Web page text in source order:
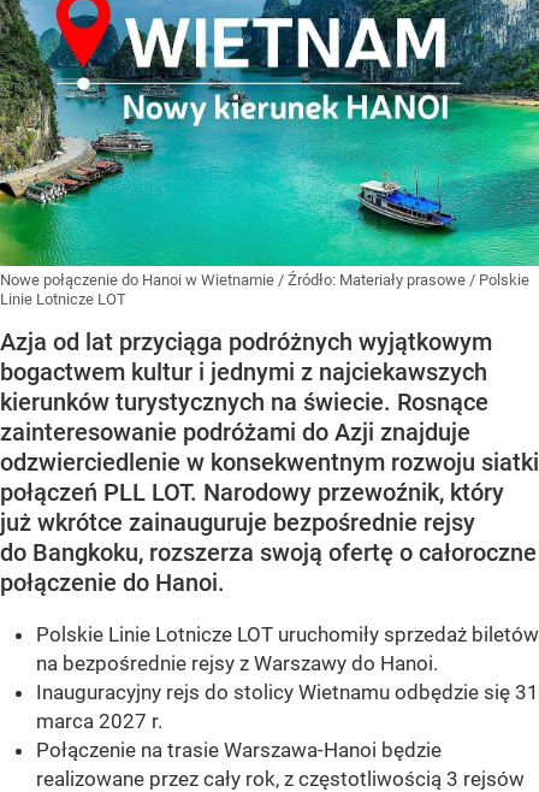
Nowe połączenie do Hanoi w Wietnamie / Źródło: Materiały prasowe / Polskie
Linie Lotnicze LOT
Azja od lat przyciąga podróżnych wyjątkowym
bogactwem kultur i jednymi z najciekawszych
kierunków turystycznych na świecie. Rosnące
zainteresowanie podróżami do Azji znajduje
odzwierciedlenie w konsekwentnym rozwoju siatki
połączeń PLL LOT. Narodowy przewoźnik, który
już wkrótce zainauguruje bezpośrednie rejsy
do Bangkoku, rozszerza swoją ofertę o całoroczne
połączenie do Hanoi.
Polskie Linie Lotnicze LOT uruchomiły sprzedaż biletów
na bezpośrednie rejsy z Warszawy do Hanoi.
Inauguracyjny rejs do stolicy Wietnamu odbędzie się 31
marca 2027 r.
Połączenie na trasie Warszawa-Hanoi będzie
realizowane przez cały rok, z częstotliwością 3 rejsów